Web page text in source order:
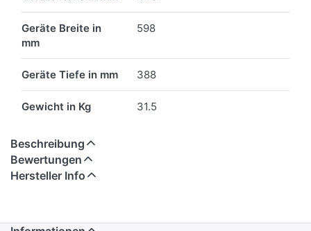
Geräte Breite in
mm
598
Geräte Tiefe in mm 388
Gewicht in Kg 31.5
Beschreibung
Bewertungen
Hersteller Info